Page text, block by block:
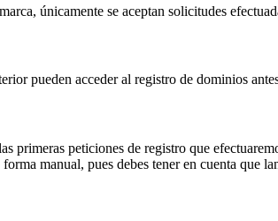
únicamente se aceptan solicitudes
pueden acceder al registro de dominios
primeras peticiones de registro que
manual, pues debes tener en cuenta que